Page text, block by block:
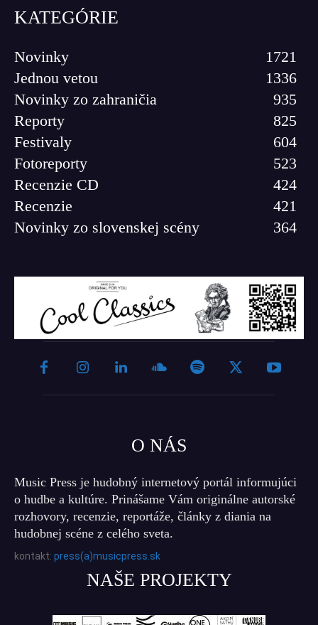
KATEGÓRIE
Novinky
1721
Jednou vetou
1336
Novinky zo zahraničia
935
Reporty
825
Festivaly
604
Fotoreporty
523
Recenzie CD
424
Recenzie
421
Novinky zo slovenskej scény
364
O NÁS
Music Press je hudobný internetový portál informujúci
o hudbe a kultúre. Prinášame Vám originálne autorské
rozhovory, recenzie, reportáže, články z diania na
hudobnej scéne z celého sveta.
kontakt: press(a)musicpress.sk
NAŠE PROJEKTY